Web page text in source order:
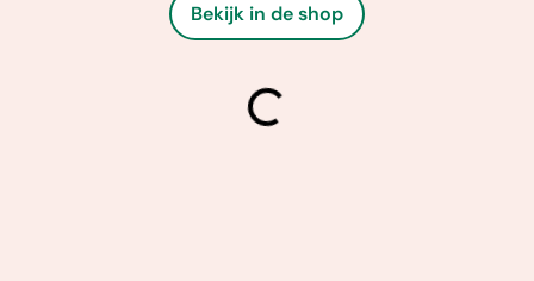
Bekijk in de shop
laden